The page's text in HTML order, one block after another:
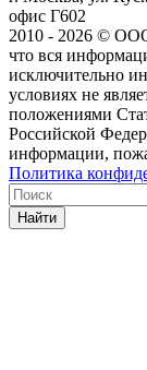
офис Г602
2010 - 2026 ©
что вся
исключительно
условиях не
положениями
Российской
информации,
Политика
Найти